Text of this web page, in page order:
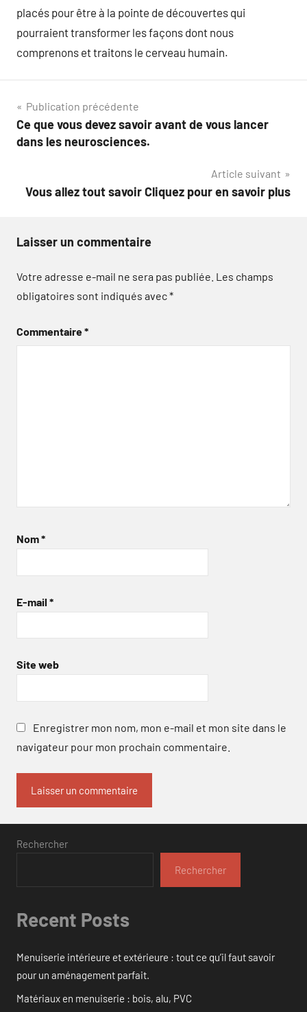
placés pour être à la pointe de découvertes qui
pourraient transformer les façons dont nous
comprenons et traitons le cerveau humain.
Navigation
de
Publication précédente
Ce que vous devez savoir avant de vous lancer
dans les neurosciences.
Article suivant
Vous allez tout savoir Cliquez pour en savoir plus
Laisser un commentaire
Votre adresse e-mail ne sera pas publiée. Les champs
obligatoires sont indiqués avec*
Commentaire*
Nom*
E-mail *
Site web
Enregistrer mon nom, mon e-mail et mon site dans le
navigateur pour mon prochain commentaire.
Rechercher
Rechercher
Recent Posts
Menuiserie intérieure et extérieure : tout ce qu’il faut savoir
pour un aménagement parfait.
Matériaux en menuiserie : bois, alu, PVC